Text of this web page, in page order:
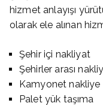
hizmet anlayışı
olarak ele alınan
Şehir içi nakliyat
Şehirler arası
Kamyonet nakliye
Palet yük taşıma